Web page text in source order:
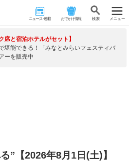
ニュース･連載 おでかけ情報 検 索 メニュー
席と宿泊ホテルがセット】
堪能できる！「みなとみらいフェスティバ
ーを販売中
”【2026年8月1日(土)】